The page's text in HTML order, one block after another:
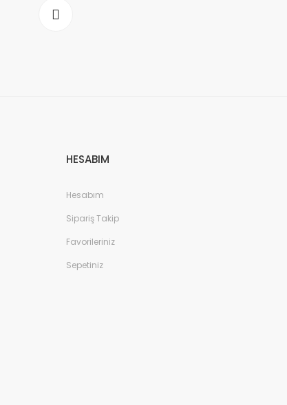
HESABIM
Hesabım
Sipariş Takip
Favorileriniz
Sepetiniz